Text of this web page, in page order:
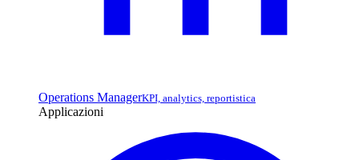
Operations ManagerKPI, analytics, reportistica
Applicazioni